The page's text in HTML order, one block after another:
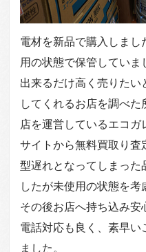
電材を新品で購入しまし
用の状態で保管していま
出来るだけ高く売りたい
してくれるお店を調べ
店を運営しているエコ
サイトから無料買取り査
型遅れとなってしまった
したが未使用の状態を考
その後お店へ持ち込み安
電話対応も良く、素早い
ました。